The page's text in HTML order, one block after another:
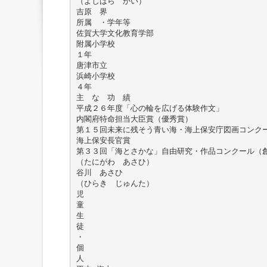
吉原 界
所属 ・学年等
佐賀大学文化教育学部
附属小学校
１年
唐津市立
浜崎小学校
４年
主 な 功 績
平成２６年度「心の輪を広げる体験作文」
内閣府特命担当大臣賞（優秀賞）
第１５回未来に残そう青い海・海上保安庁図画コンク
海上保安長官賞
第３３回「海とさかな」自由研究・作品コンクール（
（たにがわ あさひ）
谷川 あさひ
（ひらき じゅんた）
児
童
生
徒
・
個
人